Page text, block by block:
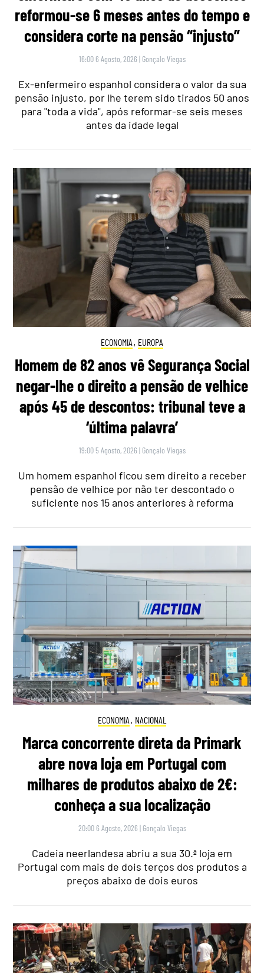
reformou-se 6 meses antes do tempo e
considera corte na pensão “injusto”
16:00 6 Agosto, 2026 | Gonçalo Viegas
Ex-enfermeiro espanhol considera o valor da sua
pensão injusto, por lhe terem sido tirados 50 anos
para "toda a vida", após reformar-se seis meses
antes da idade legal
ECONOMIA , EUROPA
Homem de 82 anos vê Segurança Social
negar-lhe o direito a pensão de velhice
após 45 de descontos: tribunal teve a
‘última palavra’
19:00 5 Agosto, 2026 | Gonçalo Viegas
Um homem espanhol ficou sem direito a receber
pensão de velhice por não ter descontado o
suficiente nos 15 anos anteriores à reforma
ECONOMIA , NACIONAL
Marca concorrente direta da Primark
abre nova loja em Portugal com
milhares de produtos abaixo de 2€:
conheça a sua localização
20:00 6 Agosto, 2026 | Gonçalo Viegas
Cadeia neerlandesa abriu a sua 30.ª loja em
Portugal com mais de dois terços dos produtos a
preços abaixo de dois euros